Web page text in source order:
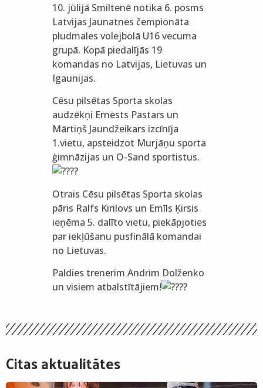
10. jūlijā Smiltenē notika 6. posms
Latvijas Jaunatnes čempionāta
pludmales volejbolā U16 vecuma
grupā. Kopā piedalījās 19
komandas no Latvijas, Lietuvas un
Igaunijas.
Cēsu pilsētas Sporta skolas
audzēkņi Ernests Pastars un
Mārtiņš Jaundžeikars izcīnīja
1.vietu, apsteidzot Murjāņu sporta
ģimnāzijas un O-Sand sportistus.
Otrais Cēsu pilsētas Sporta skolas
pāris Ralfs Kirilovs un Emīls Ķirsis
ieņēma 5. dalīto vietu, piekāpjoties
par iekļūšanu pusfinālā komandai
no Lietuvas.
Paldies trenerim Andrim Dolženko
un visiem atbalstītājiem!
Citas aktualitātes